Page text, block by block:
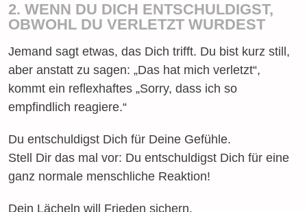
2. WENN DU DICH ENTSCHULDIGST,
OBWOHL DU VERLETZT WURDEST
Jemand sagt etwas, das Dich trifft. Du bist kurz still,
aber anstatt zu sagen: „Das hat mich verletzt“,
kommt ein reflexhaftes „Sorry, dass ich so
empfindlich reagiere.“
Du entschuldigst Dich für Deine Gefühle.
Stell Dir das mal vor: Du entschuldigst Dich für eine
ganz normale menschliche Reaktion!
Dein Lächeln will Frieden sichern.